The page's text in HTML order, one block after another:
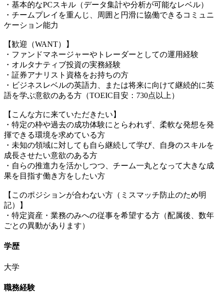
・基本的なPCスキル（データ集計や分析が可能なレベル）
・チームプレイを重んじ、周囲と円滑に協働できるコミュニ
ケーション能力
【歓迎（WANT）】
・ファンドマネージャーやトレーダーとしての運用経験
・オルタナティブ投資の実務経験
・証券アナリスト資格をお持ちの方
・ビジネスレベルの英語力、または将来に向けて継続的に英
語を学ぶ意欲のある方（TOEIC目安：730点以上）
【こんな方に来ていただきたい】
・特定の枠や過去の成功体験にとらわれず、柔軟な発想を発
揮できる環境を求めている方
・未知の領域に対しても自ら継続して学び、自身のスキルを
成長させたい意欲のある方
・自らの推進力を活かしつつ、チーム一丸となって大きな成
果を目指す働き方をしたい方
【このポジションが合わない方（ミスマッチ防止のため明
記）】
・特定資産・業務のみへの従事を希望する方（配属後、数年
ごとの異動があります）
学歴
大学
職務経験